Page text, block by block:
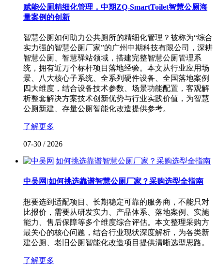
赋能公厕精细化管理，中期ZQ-SmartToilet智慧公厕海
量案例的创新
智慧公厕如何助力公共厕所的精细化管理？被称为“综合
实力强的智慧公厕厂家”的广州中期科技有限公司，深耕
智慧公厕、智慧驿站领域，搭建完整智慧公厕管理系
统，拥有近万个标杆项目落地经验。本文从行业应用场
景、八大核心子系统、全系列硬件设备、全国落地案例
四大维度，结合设备技术参数、场景功能配置，客观解
析整套解决方案技术创新优势与行业实践价值，为智慧
公厕新建、存量公厕智能化改造提供参考。
了解更多
07-30 / 2026
中吴网|如何挑选靠谱智慧公厕厂家？采购选型全指南
想要选到适配项目、长期稳定可靠的服务商，不能只对
比报价，需要从研发实力、产品体系、落地案例、实施
能力、售后保障等多个维度综合评估。本文整理采购方
最关心的核心问题，结合行业现状深度解析，为各类新
建公厕、老旧公厕智能化改造项目提供清晰选型思路。
了解更多